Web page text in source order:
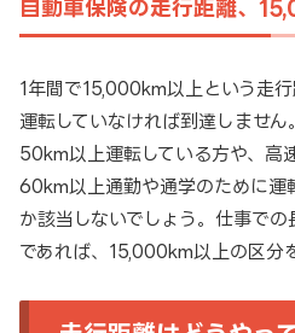
自動車保険の走行距離、
1年間で15,000km以上という走
運転していなければ到達しません
50km以上運転している方や、高
60km以上通勤や通学のために運
か該当しないでしょう。仕事で
であれば、15,000km以上の区分